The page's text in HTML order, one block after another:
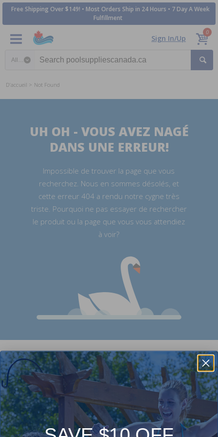
Free Shipping Over $149! • Most Orders Ship in 24 Hours • 7 Day A Week
Fulfillment
Sign In/Up
0
D'accueil Not Found
UH OH - VOUS AVEZ NAGÉ
DANS UNE ERREUR!
Impossible de trouver la page que vous
recherchez. Nous en sommes désolés, et
cette erreur 404 a rendu notre cygne très
triste. Pourquoi ne pas essayer de rechercher
le produit ou la page que vous vous attendiez
à voir?
Need some help finding what you're looking
for?
Orders